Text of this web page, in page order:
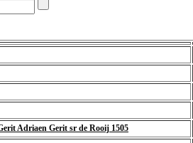
Adriaen Gerit sr de Rooij 1505